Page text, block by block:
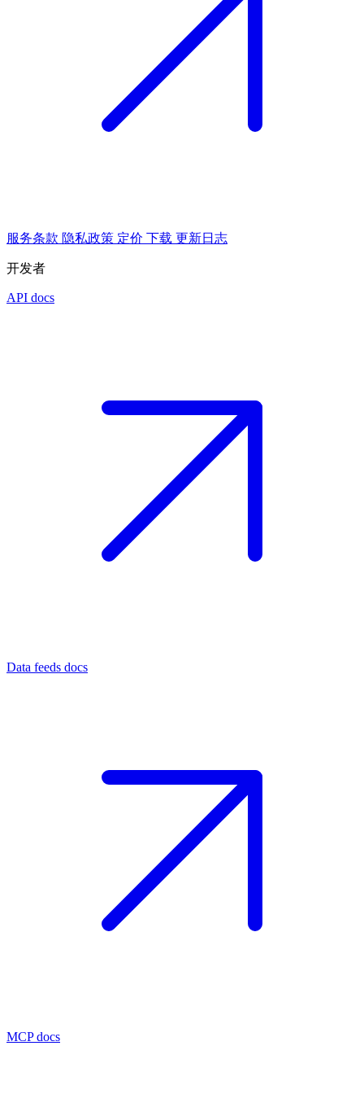
服务条款 隐私政策 定价 下载 更新日志
开发者
API docs
Data feeds docs
MCP docs